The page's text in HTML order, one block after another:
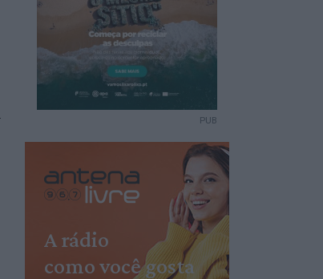
PUB
A rádio
como você gosta